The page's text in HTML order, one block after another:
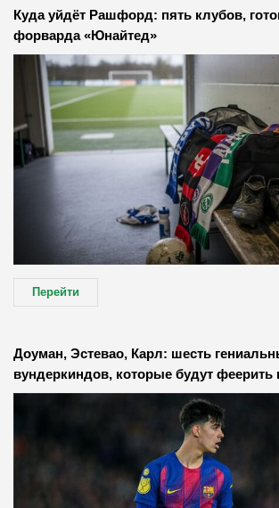
Куда уйдёт Рашфорд: пять клубов,
форварда «Юнайтед»
Перейти
Доуман, Эстевао, Карл: шесть
вундеркиндов, которые будут феерить